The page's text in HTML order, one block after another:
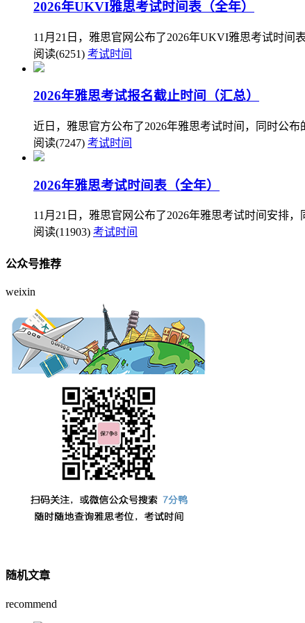
2026年UKVI雅思考试时间表（全年）
11月21日，雅思官网公布了2026年UKVI雅思考试时间
阅读(6251) 考试时间
2026年雅思考试报名截止时间（汇总）
近日，雅思官方公布了2026年雅思考试时间，同时公
阅读(7247) 考试时间
2026年雅思考试时间表（全年）
11月21日，雅思官网公布了2026年雅思考试时间安排
阅读(11903) 考试时间
公众号推荐
weixin
随机文章
recommend